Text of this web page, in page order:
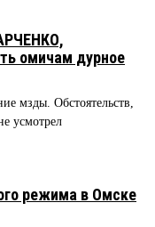
омичам дурное
мзды. Обстоятельств,
усмотрел
режима в Омске